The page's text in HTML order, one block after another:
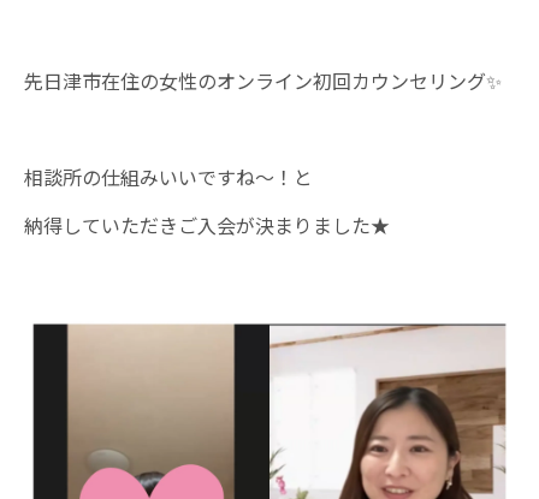
先日津市在住の女性のオンライン初回カウンセリング✨
相談所の仕組みいいですね～！と
納得していただきご入会が決まりました★